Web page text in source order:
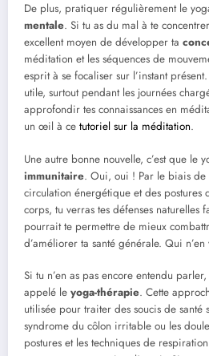
De plus, pratiquer régulièrement le
mentale. Si tu as du mal à te
excellent moyen de développer ta
méditation et les séquences de
esprit à se focaliser sur l’instant
utile, surtout pendant les journées
approfondir tes connaissances en
un œil à ce tutoriel sur la méditation.
Une autre bonne nouvelle, c’est que le
immunitaire. Oui, oui ! Par le biais
circulation énergétique et des
corps, tu verras tes défenses naturelles
pourrait te permettre de mieux
d’améliorer ta santé générale. Qui n’en
Si tu n’en as pas encore entendu
appelé le yoga-thérapie. Cette
utilisée pour traiter des soucis de santé
syndrome du côlon irritable ou les
postures et les techniques de